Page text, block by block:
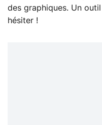
des graphiques. Un
hésiter !